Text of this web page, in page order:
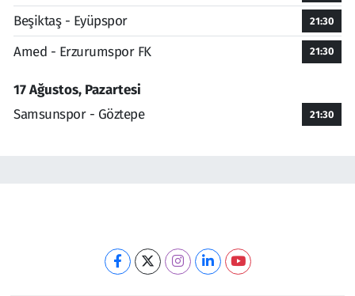
Beşiktaş - Eyüpspor 21:30
Amed - Erzurumspor FK 21:30
17 Ağustos, Pazartesi
Samsunspor - Göztepe
21:30